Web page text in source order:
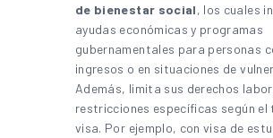
de bienestar social, los cuales
ayudas económicas y programas
gubernamentales para personas
ingresos o en situaciones de
Además, limita sus derechos
restricciones específicas según el
visa. Por ejemplo, con visa de